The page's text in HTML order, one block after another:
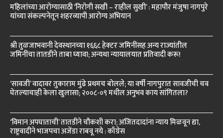
महिलांच्या आरोग्यासाठी ‘निरोगी सखी – राहील सुखी’ : महापौर मंजुषा नागपुरे
यांच्या संकल्पनेतून शहरव्यापी आरोग्य अभियान
श्री तुळजाभवानी देवस्थानच्या १६६८ हेक्टर जमिनींसह अन्य राज्यांतील
जमिनींचा तातडीने ताबा घ्यावा; अन्यथा न्यायालयात प्रतिवादी करू!
‘सावजी’ वादावर तुकाराम मुंढे प्रथमच बोलले; या वर्षी नागपुरात सावजीची चव
घेतल्याचाही केला खुलासा; २००८-०९ मधील अनुभव काय सांगितला?
‘विमान अपघाताची’ तातडीने चौकशी करा; अजितदादांना न्याय मिळवून द्या,
राष्ट्रवादीने भाजपचा अजेंडा राबवू नये : काँग्रेस